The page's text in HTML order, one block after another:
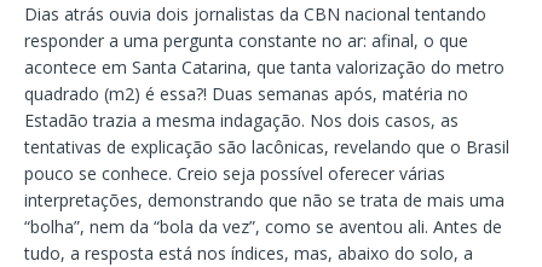
Dias atrás ouvia dois jornalistas da CBN nacional tentando
responder a uma pergunta constante no ar: afinal, o que
acontece em Santa Catarina, que tanta valorização do metro
quadrado (m2) é essa?! Duas semanas após, matéria no
Estadão trazia a mesma indagação. Nos dois casos, as
tentativas de explicação são lacônicas, revelando que o Brasil
pouco se conhece. Creio seja possível oferecer várias
interpretações, demonstrando que não se trata de mais uma
“bolha”, nem da “bola da vez”, como se aventou ali. Antes de
tudo, a resposta está nos índices, mas, abaixo do solo, a